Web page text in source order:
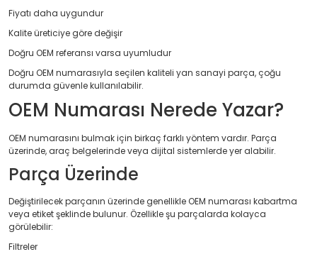
Fiyatı daha uygundur
Kalite üreticiye göre değişir
Doğru OEM referansı varsa uyumludur
Doğru OEM numarasıyla seçilen kaliteli yan sanayi parça, çoğu
durumda güvenle kullanılabilir.
OEM Numarası Nerede Yazar?
OEM numarasını bulmak için birkaç farklı yöntem vardır. Parça
üzerinde, araç belgelerinde veya dijital sistemlerde yer alabilir.
Parça Üzerinde
Değiştirilecek parçanın üzerinde genellikle OEM numarası kabartma
veya etiket şeklinde bulunur. Özellikle şu parçalarda kolayca
görülebilir:
Filtreler